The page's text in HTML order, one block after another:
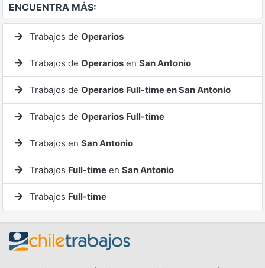
ENCUENTRA MÁS:
Trabajos de Operarios
Trabajos de Operarios en San Antonio
Trabajos de Operarios Full-time en San Antonio
Trabajos de Operarios Full-time
Trabajos en San Antonio
Trabajos Full-time en San Antonio
Trabajos Full-time